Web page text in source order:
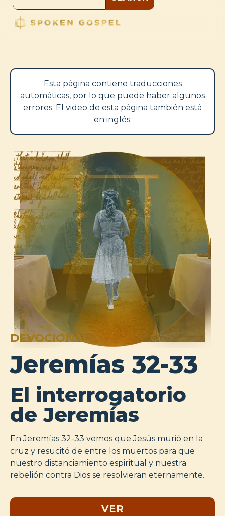
Esta página contiene traducciones
automáticas, por lo que puede haber algunos
errores. El video de esta página también está
en inglés.
DEVOCIONAL
Jeremías 32-33
El interrogatorio
de Jeremías
En Jeremías 32-33 vemos que Jesús murió en la
cruz y resucitó de entre los muertos para que
nuestro distanciamiento espiritual y nuestra
rebelión contra Dios se resolvieran eternamente.
VER